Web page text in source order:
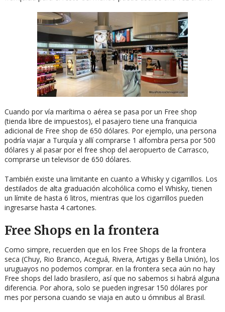
Cuando por vía marítima o aérea se pasa por un Free shop
(tienda libre de impuestos), el pasajero tiene una franquicia
adicional de Free shop de 650 dólares. Por ejemplo, una persona
podría viajar a Turquía y allí comprarse 1 alfombra persa por 500
dólares y al pasar por el free shop del aeropuerto de Carrasco,
comprarse un televisor de 650 dólares.
También existe una limitante en cuanto a Whisky y cigarrillos. Los
destilados de alta graduación alcohólica como el Whisky, tienen
un límite de hasta 6 litros, mientras que los cigarrillos pueden
ingresarse hasta 4 cartones.
Free Shops en la frontera
Como simpre, recuerden que en los Free Shops de la frontera
seca (Chuy, Rio Branco, Aceguá, Rivera, Artigas y Bella Unión), los
uruguayos no podemos comprar. en la frontera seca aún no hay
Free shops del lado brasilero, así que no sabemos si habrá alguna
diferencia. Por ahora, solo se pueden ingresar 150 dólares por
mes por persona cuando se viaja en auto u ómnibus al Brasil.